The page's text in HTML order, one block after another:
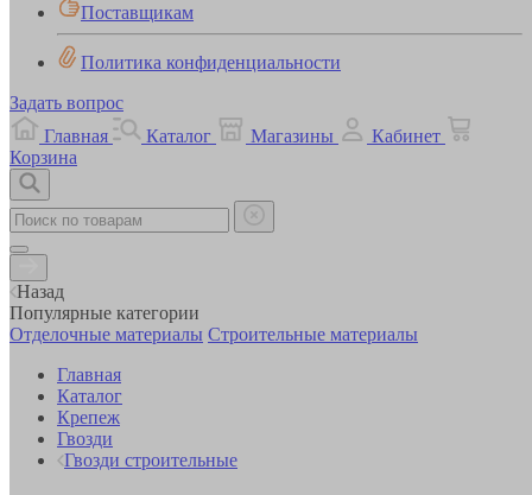
Поставщикам
Политика конфиденциальности
Задать вопрос
Главная
Каталог Магазины
Кабинет
Корзина
Назад
Популярные категории
Отделочные материалы Строительные материалы
Главная
Каталог
Крепеж
Гвозди
Гвозди строительные